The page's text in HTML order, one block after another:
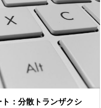
：分散トランザクシ